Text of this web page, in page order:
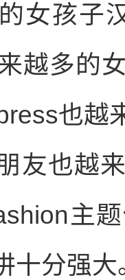
女孩子
越多的
也越
友也越
主
十分强大